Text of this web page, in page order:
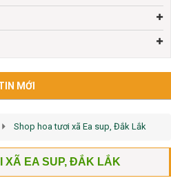
MỚI
Shop hoa tươi xã Ea sup, Đắk Lắk
XÃ EA SUP, ĐẮK LẮK